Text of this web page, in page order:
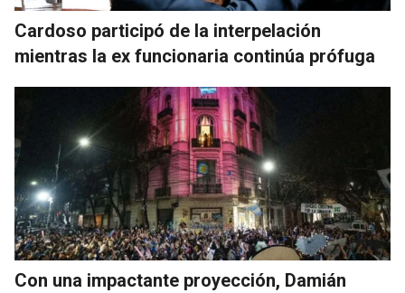
Cardoso participó de la interpelación
mientras la ex funcionaria continúa prófuga
Con una impactante proyección, Damián